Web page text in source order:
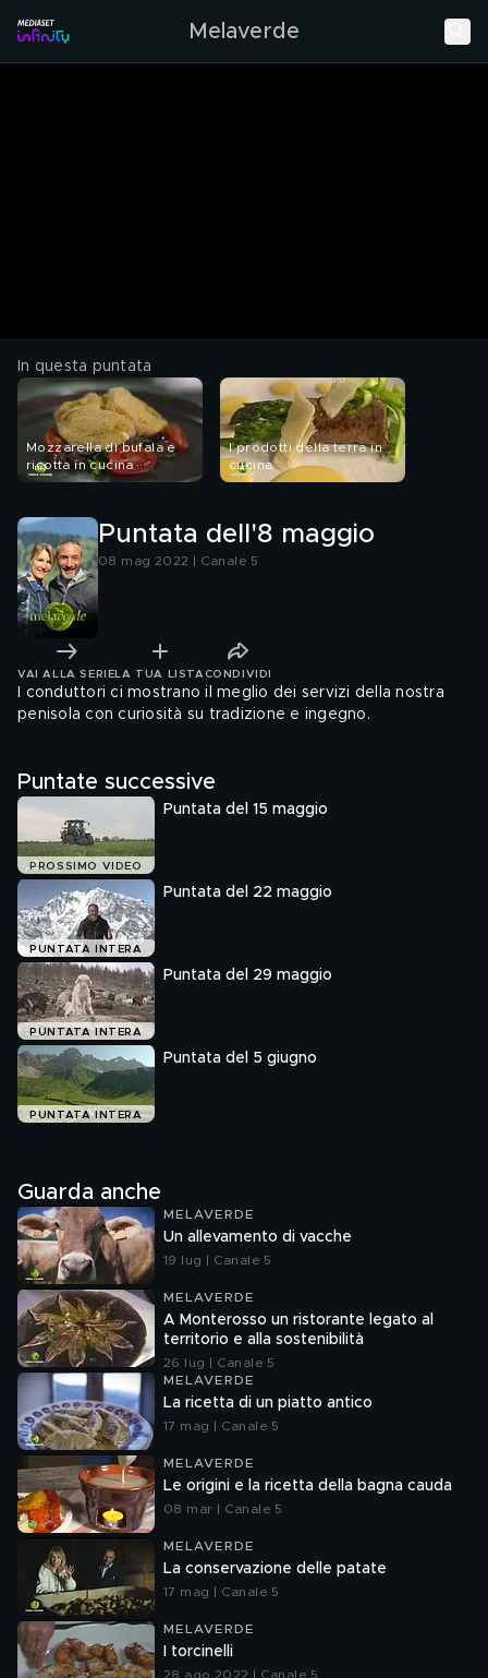
Melaverde
In questa puntata
Mozzarella di bufala e
ricotta in cucina
I prodotti della terra in
cucina
Puntata dell'8 maggio
08 mag 2022 | Canale 5
VAI ALLA SERIE LA TUA LISTA CONDIVIDI
I conduttori ci mostrano il meglio dei servizi della nostra
penisola con curiosità su tradizione e ingegno.
Puntate successive
PROSSIMO VIDEO
Puntata del 15 maggio
PUNTATA INTERA
Puntata del 22 maggio
PUNTATA INTERA
Puntata del 29 maggio
PUNTATA INTERA
Puntata del 5 giugno
Guarda anche
MELAVERDE
Un allevamento di vacche
19 lug | Canale 5
MELAVERDE
A Monterosso un ristorante legato al
territorio e alla sostenibilità
26 lug | Canale 5
MELAVERDE
La ricetta di un piatto antico
17 mag | Canale 5
MELAVERDE
Le origini e la ricetta della bagna cauda
08 mar | Canale 5
MELAVERDE
La conservazione delle patate
17 mag | Canale 5
MELAVERDE
I torcinelli
28 ago 2022 | Canale 5